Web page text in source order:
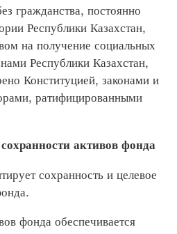
гражданства, постоянно
Республики Казахстан,
на получение социальных
Республики Казахстан,
Конституцией, законами и
ратифицированными
активов фонда
сохранность и целевое
фонда обеспечивается